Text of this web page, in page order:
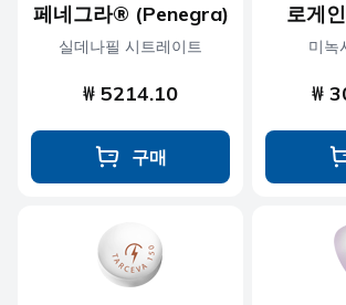
페네그라® (Penegra)
실데나필 시트레이트
₩ 5214.10
구매
로게
미녹
₩